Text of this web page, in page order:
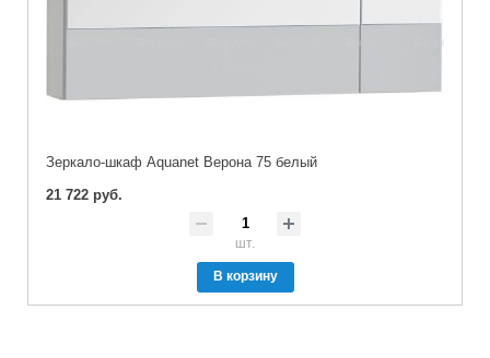
Зеркало-шкаф Aquanet Верона 75 белый
21 722 руб.
шт.
В корзину